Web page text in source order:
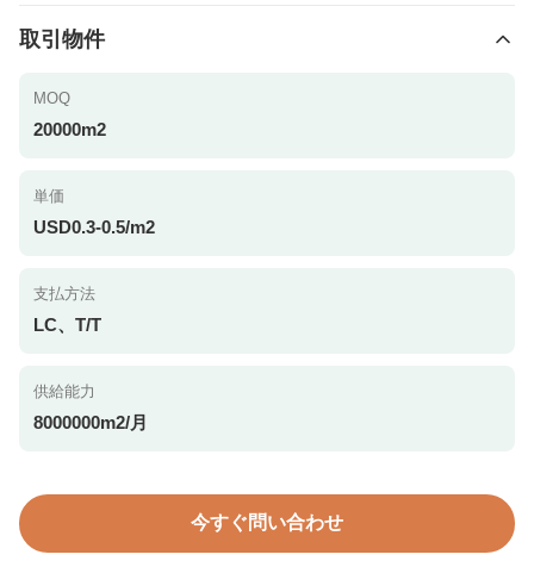
取引物件
MOQ
20000m2
単価
USD0.3-0.5/m2
支払方法
LC、T/T
供給能力
8000000m2/月
今すぐ問い合わせ